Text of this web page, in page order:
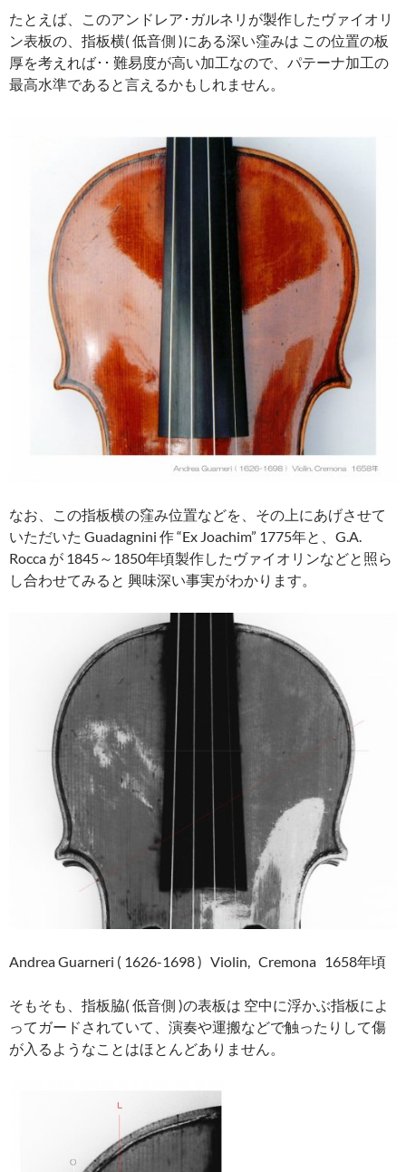
たとえば、このアンドレア･ガルネリが製作したヴァイオリ
ン表板の、指板横( 低音側 )にある深い窪みは この位置の板
厚を考えれば･･ 難易度が高い加工なので、パテーナ加工の
最高水準であると言えるかもしれません。
なお、この指板横の窪み位置などを、その上にあげさせて
いただいた Guadagnini 作 “Ex Joachim” 1775年と、G.A.
Rocca が 1845～1850年頃製作したヴァイオリンなどと照ら
し合わせてみると 興味深い事実がわかります。
Andrea Guarneri ( 1626-1698 ) Violin, Cremona 1658年頃
そもそも、指板脇( 低音側 )の表板は 空中に浮かぶ指板によ
ってガードされていて、演奏や運搬などで触ったりして傷
が入るようなことはほとんどありません。